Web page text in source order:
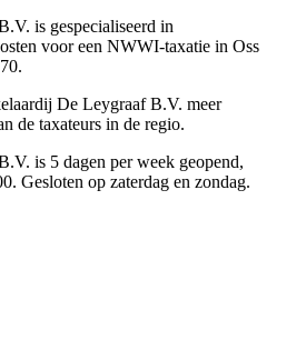
is gespecialiseerd in
voor een NWWI-taxatie in Oss
De Leygraaf B.V. meer
de taxateurs in de regio.
is 5 dagen per week geopend,
Gesloten op zaterdag en zondag.